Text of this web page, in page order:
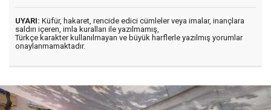
UYARI: Küfür, hakaret, rencide edici cümleler veya imalar, inançlara
saldırı içeren, imla kuralları ile yazılmamış,
Türkçe karakter kullanılmayan ve büyük harflerle yazılmış yorumlar
onaylanmamaktadır.